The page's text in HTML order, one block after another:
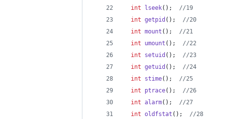
int
lseek(); //19
int getpid (); //20
int mount (); //21
int
umount (); //22
int
setuid (); //23
int getuid (); //24
int
stime(); //25
int
ptrace(); //26
int alarm(); //27
int oldfstat (); //28